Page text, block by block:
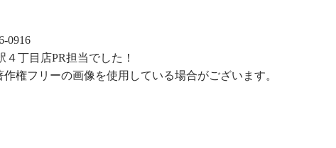
0916
４丁目店PR担当でした！
権フリーの画像を使用している場合がございます。